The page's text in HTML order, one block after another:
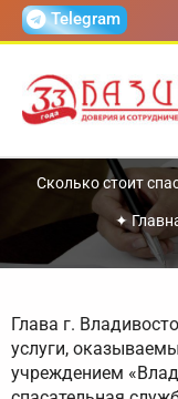
ПерейтиTelegram
Сколько стоит
✦
Глава г.
услуги,
учреждением